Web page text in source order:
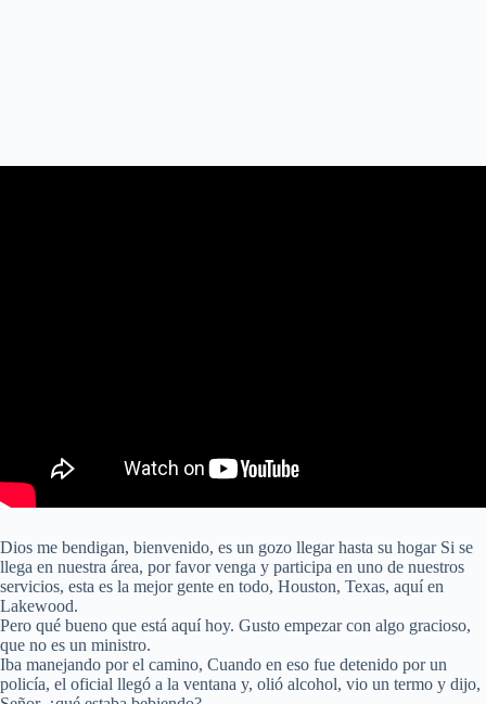
Dios me bendigan, bienvenido, es un gozo llegar hasta su hogar Si se
llega en nuestra área, por favor venga y participa en uno de nuestros
servicios, esta es la mejor gente en todo, Houston, Texas, aquí en
Lakewood.
Pero qué bueno que está aquí hoy. Gusto empezar con algo gracioso,
que no es un ministro.
Iba manejando por el camino, Cuando en eso fue detenido por un
policía, el oficial llegó a la ventana y, olió alcohol, vio un termo y dijo,